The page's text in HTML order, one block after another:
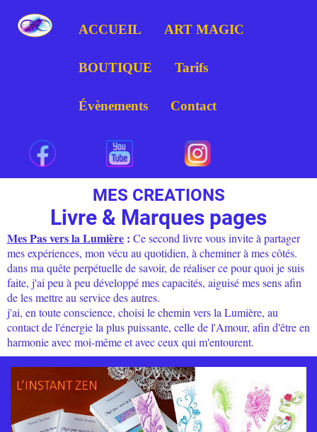
ACCUEIL ART MAGIC
BOUTIQUE Tarifs
Évènements Contact
MES CREATIONS
Livre & Marques pages
Mes Pas vers la Lumière : Ce second livre vous invite à partager
mes expériences, mon vécu au quotidien, à cheminer à mes côtés.
dans ma quête perpétuelle de savoir, de réaliser ce pour quoi je suis
faite, j'ai peu à peu développé mes capacités, aiguisé mes sens afin
de les mettre au service des autres.
j'ai, en toute conscience, choisi le chemin vers la Lumière, au
contact de l'énergie la plus puissante, celle de l'Amour, afin d'être en
harmonie avec moi-même et avec ceux qui m'entourent.